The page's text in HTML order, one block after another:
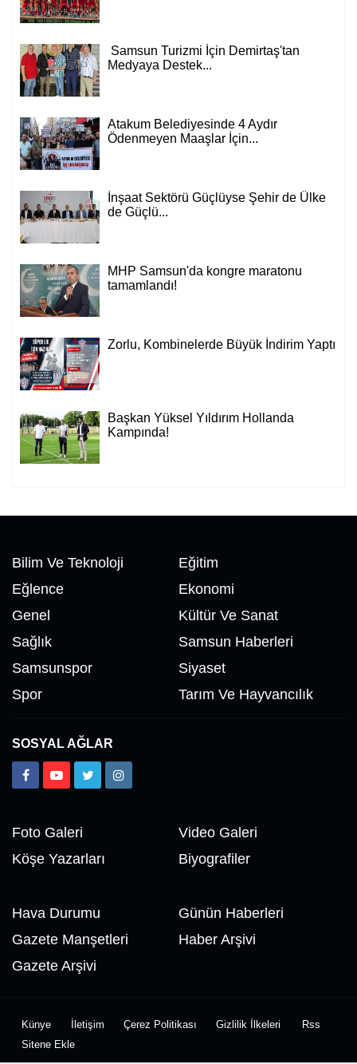
Samsun Turizmi İçin Demirtaş'tan
Medyaya Destek...
Atakum Belediyesinde 4 Aydır
Ödenmeyen Maaşlar İçin...
İnşaat Sektörü Güçlüyse Şehir de Ülke
de Güçlü...
MHP Samsun'da kongre maratonu
tamamlandı!
Zorlu, Kombinelerde Büyük İndirim Yaptı
Başkan Yüksel Yıldırım Hollanda
Kampında!
Bilim Ve Teknoloji
Eğitim
Eğlence
Ekonomi
Genel
Kültür Ve Sanat
Sağlık
Samsun Haberleri
Samsunspor
Siyaset
Spor
Tarım Ve Hayvancılık
SOSYAL AĞLAR
Foto Galeri
Video Galeri
Köşe Yazarları
Biyografiler
Hava Durumu
Günün Haberleri
Gazete Manşetleri
Haber Arşivi
Gazete Arşivi
Künye İletişim Çerez Politikası Gizlilik İlkeleri
Rss
Sitene Ekle